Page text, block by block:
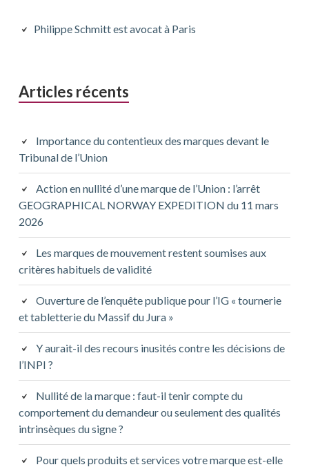
principale
Philippe Schmitt est avocat à Paris
Articles récents
Importance du contentieux des marques devant le
Tribunal de l’Union
Action en nullité d’une marque de l’Union : l’arrêt
GEOGRAPHICAL NORWAY EXPEDITION du 11 mars
2026
Les marques de mouvement restent soumises aux
critères habituels de validité
Ouverture de l’enquête publique pour l’IG « tournerie
et tabletterie du Massif du Jura »
Y aurait-il des recours inusités contre les décisions de
l’INPI ?
Nullité de la marque : faut-il tenir compte du
comportement du demandeur ou seulement des qualités
intrinsèques du signe ?
Pour quels produits et services votre marque est-elle